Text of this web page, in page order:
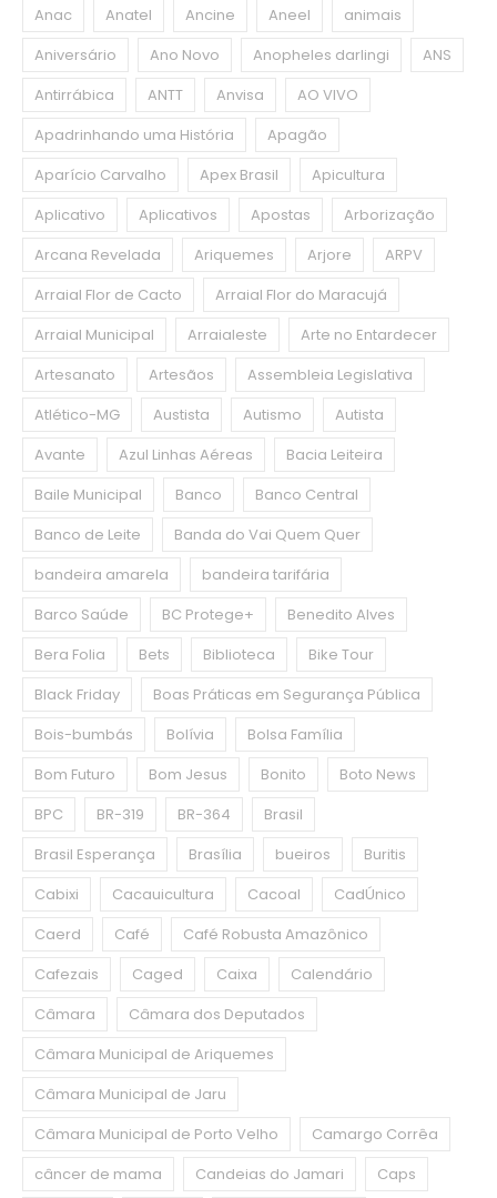
Anac Anatel Ancine Aneel
animais
Aniversário
Ano Novo Anopheles darlingi
ANS
Antirrábica
ANTT Anvisa
AO VIVO
Apadrinhando uma História
Apagão
Aparício Carvalho
Apex Brasil
Apicultura
Aplicativo
Aplicativos Apostas
Arborização
Arcana Revelada
Ariquemes Arjore
ARPV
Arraial Flor de Cacto
Arraial Flor do Maracujá
Arraial Municipal
Arraialeste
Arte no Entardecer
Artesanato
Artesãos
Assembleia Legislativa
Atlético-MG
Austista Autismo
Autista
Avante
Azul Linhas Aéreas
Bacia Leiteira
Baile Municipal
Banco
Banco Central
Banco de Leite
Banda do Vai Quem Quer
bandeira amarela
bandeira tarifária
Barco Saúde
BC Protege+
Benedito Alves
Bera Folia
Bets Biblioteca
Bike Tour
Black Friday
Boas Práticas em Segurança Pública
Bois-bumbás
Bolívia
Bolsa Família
Bom Futuro
Bom Jesus Bonito
Boto News
BPC
BR-319 BR-364
Brasil
Brasil Esperança
Brasília bueiros
Buritis
Cabixi
Cacauicultura Cacoal
CadÚnico
Caerd
Café
Café Robusta Amazônico
Cafezais
Caged Caixa
Calendário
Câmara
Câmara dos Deputados
Câmara Municipal de Ariquemes
Câmara Municipal de Jaru
Câmara Municipal de Porto Velho
Camargo Corrêa
câncer de mama
Candeias do Jamari
Caps